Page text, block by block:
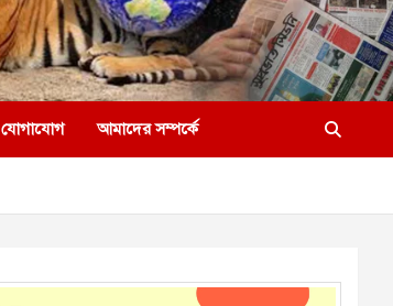
যোগাযোগ আমাদের সম্পর্কে